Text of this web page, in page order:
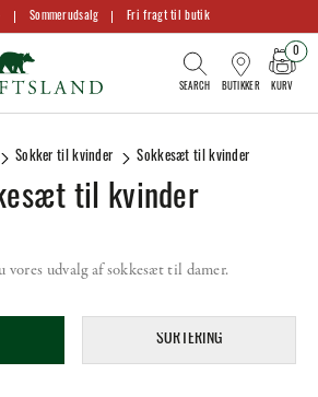
Sommerudsalg Fri fragt til butik
BUTIKKER KURV
0
til kvinder
Sokker til kvinder Sokkesæt til kvinder
vores udvalg af sokkesæt til damer.
SORTERING